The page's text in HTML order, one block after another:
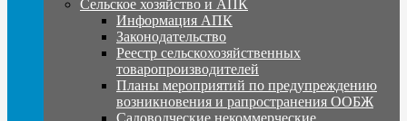
Сельское хозяйство и АПК
Информация АПК
Законодательство
Реестр сельскохозяйственных
товаропроизводителей
Планы мероприятий по предупреждению
возникновения и рапространения ООБЖ
Садоводческие некоммерческие